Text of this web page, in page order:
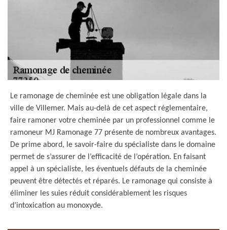
Le ramonage de cheminée est une obligation légale dans la
ville de Villemer. Mais au-delà de cet aspect réglementaire,
faire ramoner votre cheminée par un professionnel comme le
ramoneur MJ Ramonage 77 présente de nombreux avantages.
De prime abord, le savoir-faire du spécialiste dans le domaine
permet de s’assurer de l’efficacité de l’opération. En faisant
appel à un spécialiste, les éventuels défauts de la cheminée
peuvent être détectés et réparés. Le ramonage qui consiste à
éliminer les suies réduit considérablement les risques
d’intoxication au monoxyde.